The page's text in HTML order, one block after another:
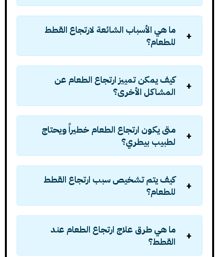
ما هي الأسباب الشائعة لارتجاع القطط
للطعام؟
كيف يمكن تمييز ارتجاع الطعام عن
المشاكل الأخرى؟
متى يكون ارتجاع الطعام خطيراً ويحتاج
لطبيب بيطري؟
كيف يتم تشخيص سبب ارتجاع القطط
للطعام؟
ما هي طرق علاج ارتجاع الطعام عند
القطط؟